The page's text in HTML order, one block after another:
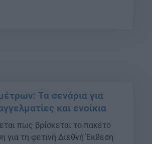
Τα σενάρια για
και ενοίκια
πως βρίσκεται το πακέτο
για τη φετινή Διεθνή Έκθεση